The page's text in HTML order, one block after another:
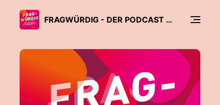
FRAGWÜRDIG - DER PODCAST MIT ANTWORTEN